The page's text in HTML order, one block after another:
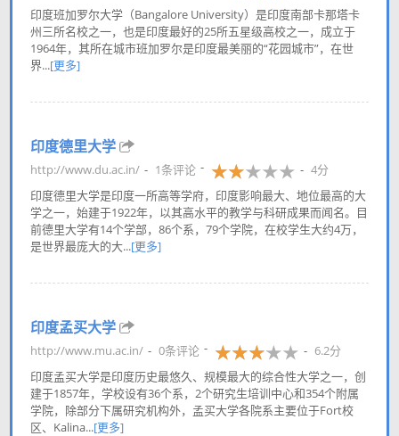
印度班加罗尔大学（Bangalore University）是印度南部卡那塔卡
州三所名校之一，也是印度最好的25所五星级高校之一，成立于
1964年，其所在城市班加罗尔是印度最美丽的“花园城市”，在世
界...[更多]
印度德里大学
http://www.du.ac.in/ 1条评论
4分
印度德里大学是印度一所高等学府，印度影响最大、地位最高的大
学之一，始建于1922年，以其高水平的教学与科研成果而闻名。目
前德里大学有14个学部，86个系，79个学院，在校学生大约4万，
是世界最庞大的大...[更多]
印度孟买大学
http://www.mu.ac.in/ 0条评论
6.2分
印度孟买大学是印度历史最悠久、规模最大的综合性大学之一，创
建于1857年，学校设有36个系，2个研究生培训中心和354个附属
学院，除部分下属研究机构外，孟买大学各院系主要位于Fort校
区、Kalina...[更多]